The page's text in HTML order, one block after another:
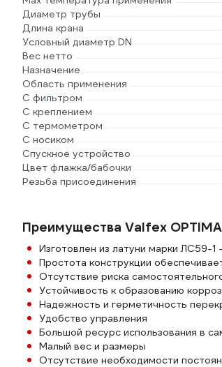
Диаметр трубы
Длина крана
Условный диаметр DN
Вес нетто
Назначение
Область применения
С фильтром
С креплением
С термометром
С носиком
Спускное устройство
Цвет флажка/бабочки
Резьба присоединения
Преимущества Valfex
Изготовлен из латуни марки ЛС59-1
Простота конструкции
Отсутствие риска
Устойчивость к образованию
Надежность и герметичность
Удобство управления
Большой ресурс использования в
Малый вес и размеры
Отсутствие необходимости